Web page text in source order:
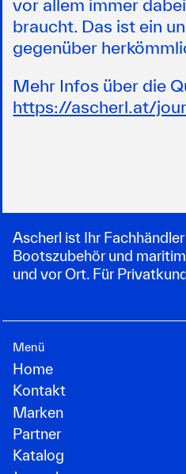
vor allem immer
braucht. Das ist ein
gegenüber
Mehr Infos über die
https://ascherl.at/
Ascherl ist Ihr
Bootszubehör und
und vor Ort. Für
Menü
Home
Kontakt
Marken
Partner
Katalog